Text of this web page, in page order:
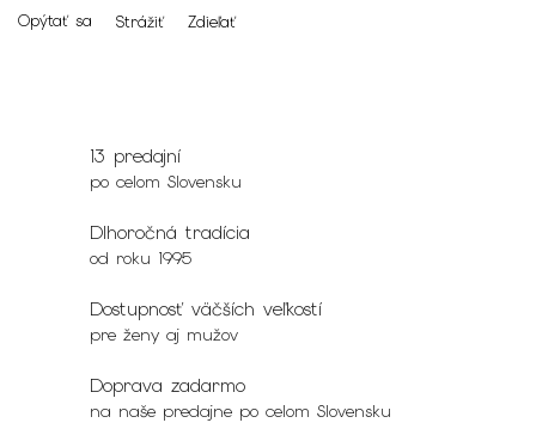
Opýtať sa Strážiť Zdieľať
13 predajní
po celom Slovensku
Dlhoročná tradícia
od roku 1995
Dostupnosť väčších veľkostí
pre ženy aj mužov
Doprava zadarmo
na naše predajne po celom Slovensku